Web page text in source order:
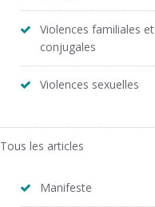
Violences familiales et
conjugales
Violences sexuelles
Tous les articles
Manifeste